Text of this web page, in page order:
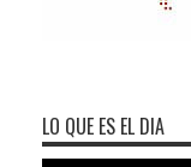
LO QUE ES EL DIA